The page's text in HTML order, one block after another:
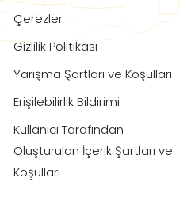
Çerezler
Gizlilik Politikası
Yarışma Şartları ve Koşulları
Erişilebilirlik Bildirimi
Kullanıcı Tarafından
Oluşturulan İçerik Şartları ve
Koşulları